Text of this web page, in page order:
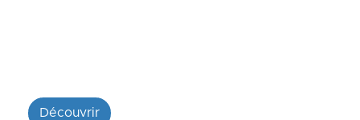
DécouvrirDevenir animateur ou directeur